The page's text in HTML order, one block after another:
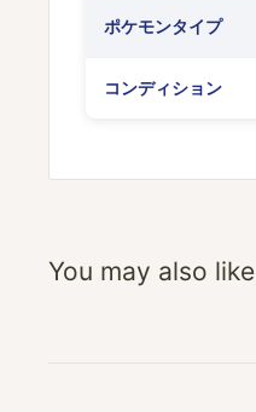
ポケモンタイプ
コンディション
You may also like